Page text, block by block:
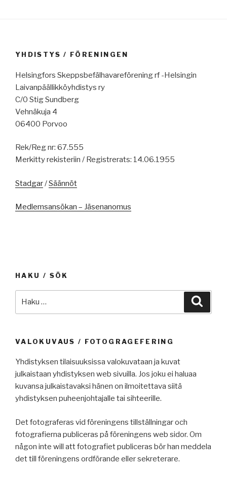
YHDISTYS / FÖRENINGEN
Helsingfors Skeppsbefälhavareförening rf -Helsingin
Laivanpäällikköyhdistys ry
C/0 Stig Sundberg
Vehnäkuja 4
06400 Porvoo
Rek/Reg nr: 67.555
Merkitty rekisteriin / Registrerats: 14.06.1955
Stadgar/Säännöt
Medlemsansökan – Jäsenanomus
HAKU / SÖK
VALOKUVAUS / FOTOGRAGEFERING
Yhdistyksen tilaisuuksissa valokuvataan ja kuvat
julkaistaan yhdistyksen web sivuilla. Jos joku ei haluaa
kuvansa julkaistavaksi hänen on ilmoitettava siitä
yhdistyksen puheenjohtajalle tai sihteerille.
Det fotograferas vid föreningens tillställningar och
fotografierna publiceras på föreningens web sidor. Om
någon inte will att fotografiet publiceras bör han meddela
det till föreningens ordförande eller sekreterare.